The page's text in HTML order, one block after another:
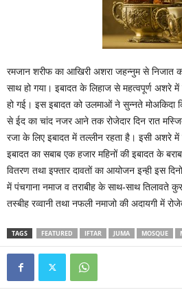
रमजान शरीफ का आखिरी अशरा जहन्नुम से निजात
साथ हो गया। इबादत के लिहाज से महत्वपूर्ण अशरे
हो गई। इस इबादत को उलमाओं ने सुन्नते मोअकिदा
से ईद का चांद नजर आने तक रोजेदार दिन रात
रजा के लिए इबादत में तल्लीन रहता है। इसी अशरे
इबादत का सबाब एक हजार महिनों की इबादत के
वितरण तथा इफ्तार दावतों का आयोजन इन्ही इस
में पंचगाना नमाज व तराबीह के साथ-साथ तिलावते
तस्बीह रव्वानी तथा नफली नमाजो की अदायगी में
TAGS FEATURED IFTAR JUMA MOSQUE